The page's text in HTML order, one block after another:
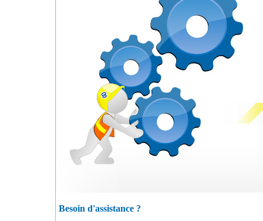
Besoin d'assistance ?